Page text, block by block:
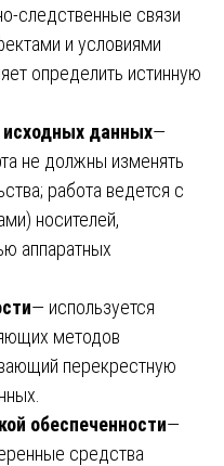
следственные связи
и условиями
определить истинную
данных—
не должны изменять
работа ведется с
носителей,
аппаратных
— используется
методов
перекрестную
обеспеченности—
средства